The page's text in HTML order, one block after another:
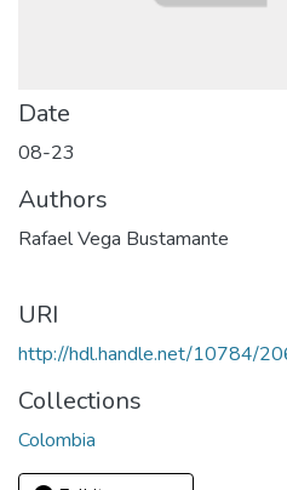
Date
08-23
Authors
Rafael Vega Bustamante
URI
http://hdl.handle.net/10784/
Collections
Colombia